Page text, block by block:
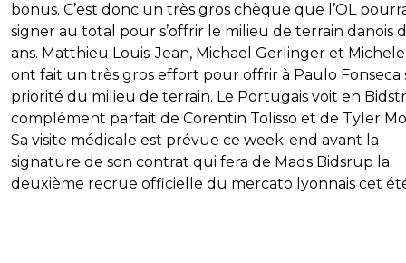
bonus. C’est donc un très gros chèque que l’OL
signer au total pour s’offrir le milieu de terrain danois
ans. Matthieu Louis-Jean, Michael Gerlinger et
ont fait un très gros effort pour offrir à Paulo Fonseca
priorité du milieu de terrain. Le Portugais voit en
complément parfait de Corentin Tolisso et de Tyler
Sa visite médicale est prévue ce week-end avant la
signature de son contrat qui fera de Mads Bidsrup la
deuxième recrue officielle du mercato lyonnais cet